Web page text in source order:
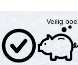
Veilig